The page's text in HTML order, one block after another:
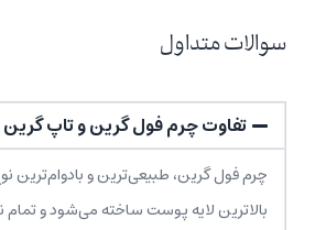
سوالات متداول
تفاوت چرم فول گرین و تاپ
چرم فول‌ گرین، طبیعی‌ترین و بادوام‌ترین
بالاترین لایه پوست ساخته می‌شود و